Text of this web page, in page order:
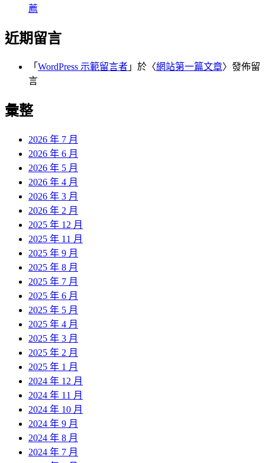
薦
近期留言
「 WordPress 示範留言者 」於〈網站第一篇文章〉發佈留
言
彙整
2026 年 7 月
2026 年 6 月
2026 年 5 月
2026 年 4 月
2026 年 3 月
2026 年 2 月
2025 年 12 月
2025 年 11 月
2025 年 9 月
2025 年 8 月
2025 年 7 月
2025 年 6 月
2025 年 5 月
2025 年 4 月
2025 年 3 月
2025 年 2 月
2025 年 1 月
2024 年 12 月
2024 年 11 月
2024 年 10 月
2024 年 9 月
2024 年 8 月
2024 年 7 月